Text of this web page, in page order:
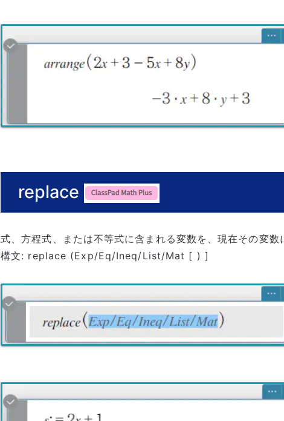
replace
式、方程式、または不等式に含まれる変数を、現在その変数
構文: replace (Exp/Eq/Ineq/List/Mat [ ) ]